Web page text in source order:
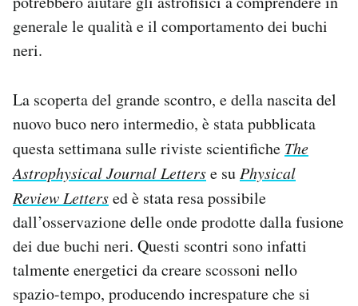
generale le qualità e il comportamento dei buchi
neri.
La scoperta del grande scontro, e della nascita del
nuovo buco nero intermedio, è stata pubblicata
questa settimana sulle riviste scientifiche The
Astrophysical Journal Letterse suPhysical
Review Lettersed è stata resa possibile
dall’osservazione delle onde prodotte dalla fusione
dei due buchi neri. Questi scontri sono infatti
talmente energetici da creare scossoni nello
spazio-tempo, producendo increspature che si